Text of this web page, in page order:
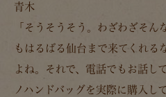
青木
「そうそうそう。
わざわざそん
もはるばる仙台まで来てくれる
よね。
それで、電話でもお話し
ノハンドバッグを実際に購入し